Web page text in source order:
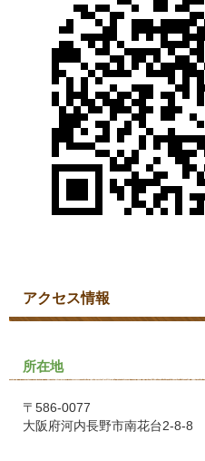
アクセス情報
所在地
〒586-0077
大阪府河内長野市南花台2-8-8